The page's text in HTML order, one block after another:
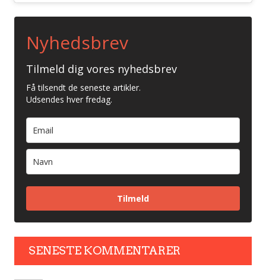
Nyhedsbrev
Tilmeld dig vores nyhedsbrev
Få tilsendt de seneste artikler.
Udsendes hver fredag.
Tilmeld
SENESTE KOMMENTARER